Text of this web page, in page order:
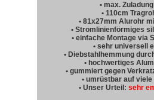
• max.
• 110cm
• 81x27mm Alurohr
• Stromlinienförmiges
• einfache Montage via
• sehr universell
• Diebstahlhemmung
• hochwertiges
• gummiert gegen
• umrüstbar auf
• Unser Urteil: sehr